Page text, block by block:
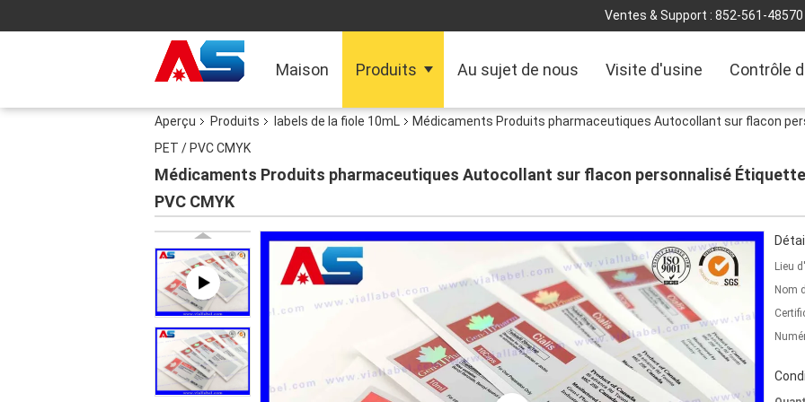
Ventes & Support : 852-561-48570
Maison Produits Au sujet de nous Visite d'usine Contrôle
Aperçu Produits labels de la fiole 10mL
Médicaments Produits pharmaceutiques Autocollant sur flacon
PET / PVC CMYK
Médicaments Produits pharmaceutiques Autocollant sur flacon personnalisé
PVC CMYK
Lieu
Nom